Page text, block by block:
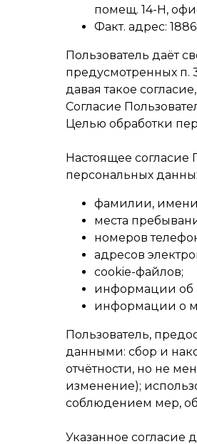
помещ. 14-Н,
Факт. адрес:
Пользователь даёт
предусмотренных п.
давая такое
Согласие
Целью обработки
Настоящее
персональных
фамилии, имени,
места
номеров
адресов
cookie-файлов;
информации об
информации о
Пользователь,
данными: сбор и
отчётности, но не
изменение);
соблюдением мер,
Указанное согласие